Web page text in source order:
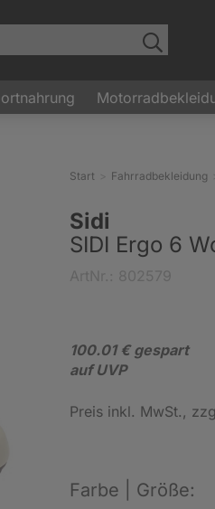
Start Fahrradbekleidung
Sidi
SIDI Ergo 6
100.01 € gespart
auf UVP
Preis inkl. MwSt.,
Farbe | Größe: